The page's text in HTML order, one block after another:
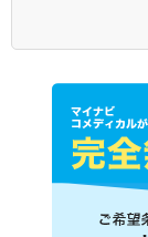
名鉄名古屋本線
名鉄犬山線
名鉄三河線
名鉄河和線
名鉄小牧線